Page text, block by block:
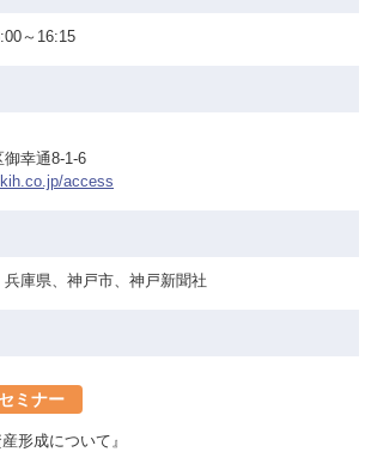
～16:15
幸通8-1-6
access
庫県、神戸市、神戸新聞社
セミナー
形成について』